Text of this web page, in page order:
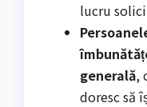
lucru
generală,
doresc să